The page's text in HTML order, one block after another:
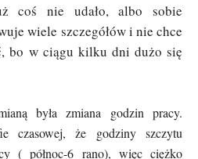
coś nie udało, albo sobie
wiele szczegółów i nie chce
bo w ciągu kilku dni dużo się
była zmiana godzin pracy.
czasowej, że godziny szczytu
( północ-6 rano), więc ciężko